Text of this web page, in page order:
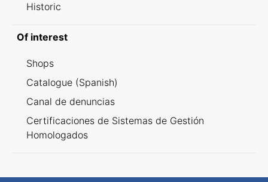
Historic
Of interest
Shops
Catalogue (Spanish)
Canal de denuncias
Certificaciones de Sistemas de Gestión
Homologados